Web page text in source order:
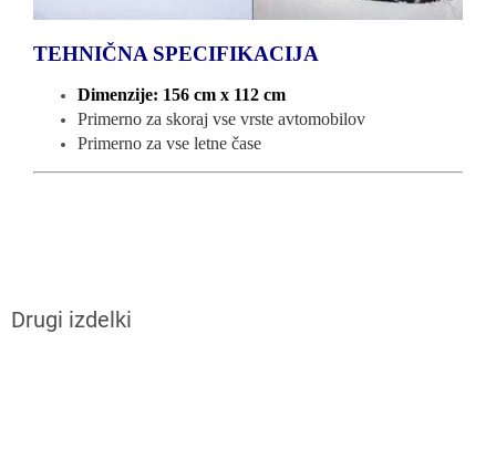
TEHNIČNA SPECIFIKACIJA
Dimenzije: 156 cm x 112 cm
Primerno za skoraj vse vrste avtomobilov
Primerno za vse letne čase